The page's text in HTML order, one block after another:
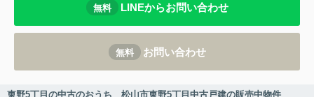
無料 LINEからお問い合わせ
無料 お問い合わせ
東野5丁目の中古のおうち 松山市東野5丁目中古戸建の販売中物件